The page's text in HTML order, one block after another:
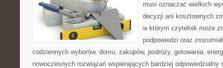
musi oznaczać wielkich
decyzji ani kosztownych
w którym czytelnik może
podpowiedzi oraz
codziennych wyborów, domu, zakupów, podróży, gotowania,
nowoczesnych rozwiązań wspierających bardziej odpowiedzialny